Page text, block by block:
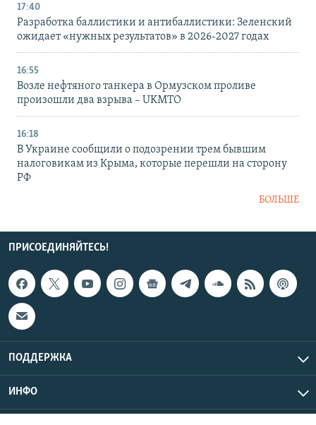
17:40
Разработка баллистики и антибаллистики: Зеленский
ожидает «нужных результатов» в 2026-2027 годах
16:55
Возле нефтяного танкера в Ормузском проливе
произошли два взрыва – UKMTO
16:18
В Украине сообщили о подозрении трем бывшим
налоговикам из Крыма, которые перешли на сторону
РФ
БОЛЬШЕ
ПРИСОЕДИНЯЙТЕСЬ!
ПОДДЕРЖКА
ИНФО